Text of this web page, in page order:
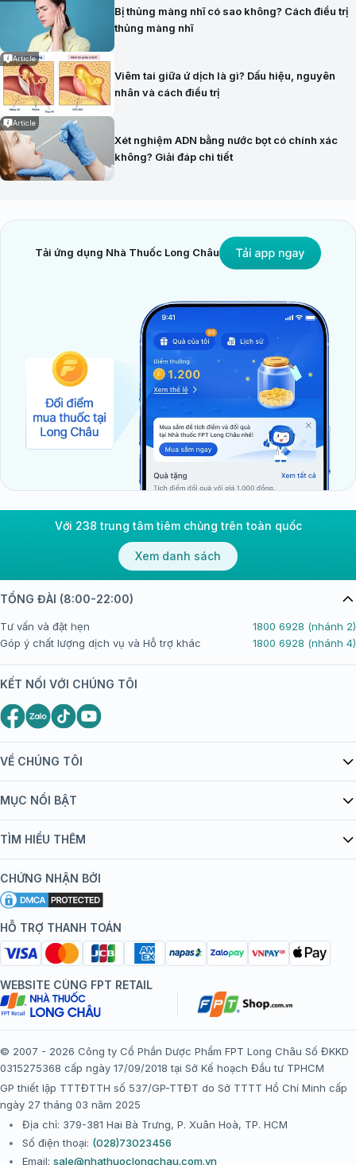
Bị thủng màng nhĩ có sao không? Cách điều trị
thủng màng nhĩ
Article
Viêm tai giữa ứ dịch là gì? Dấu hiệu, nguyên
nhân và cách điều trị
Article
Xét nghiệm ADN bằng nước bọt có chính xác
không? Giải đáp chi tiết
Tải ứng dụng Nhà Thuốc Long Châu
Với 238 trung tâm tiêm chủng trên toàn quốc
Xem danh sách
VỀ CHÚNG TÔI
Giới thiệu Tiêm Chủng FPT Long Châu
bán hàng
Chính sách nội dung
Chính sách bảo mật
Chính sách bảo mật dữ liệu cá nhân
Chính sách thanh toán
Chính sách đổi trả gói, mũi tiêm tại trung tâm tiêm chủng
FPT Long Châu
Thể lệ chương trình “Tích điểm nhận đặc quyền”
MỤC NỔI BẬT
Danh mục vắc xin
Đội ngũ bác sĩ, chuyên gia
Hệ thống trung tâm tiêm chủng
TÌM HIỂU THÊM
Khuyến mãi
Tôi nên tiêm gì?
Tiêm chủng đi nước ngoài
CHỨNG NHẬN BỞI
HỖ TRỢ THANH TOÁN
TỔNG ĐÀI (8:00-22:00)
Tư vấn và đặt hẹn
1800 6928 (nhánh 2)
Góp ý chất lượng dịch vụ và Hỗ trợ khác
1800 6928 (nhánh 4)
KẾT NỐI VỚI CHÚNG TÔI
WEBSITE CÙNG FPT RETAIL
© 2007 - 2026 Công ty Cổ Phần Dược Phẩm FPT Long Châu Số ĐKKD
0315275368 cấp ngày 17/09/2018 tại Sở Kế hoạch Đầu tư TPHCM
GP thiết lập TTTĐTTH số 537/GP-TTĐT do Sở TTTT Hồ Chí Minh cấp
ngày 27 tháng 03 năm 2025
Địa chỉ: 379-381 Hai Bà Trưng, P. Xuân Hoà, TP. HCM
Số điện thoại: (028)73023456
Email: sale@nhathuoclongchau.com.vn